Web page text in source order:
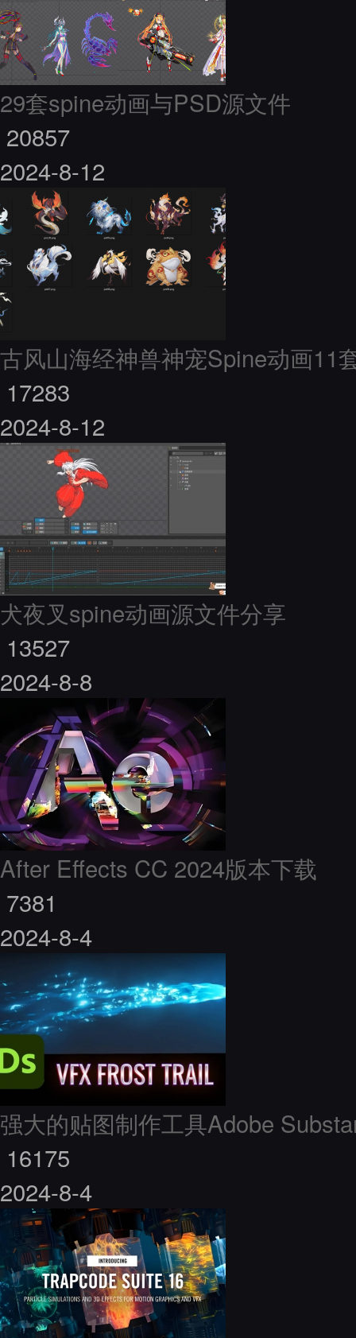
29套spine动画与PSD源文件
20857
2024-8-12
古风山海经神兽神宠Spine动画11
17283
2024-8-12
犬夜叉spine动画源文件分享
13527
2024-8-8
After Effects CC 2024版本下载
7381
2024-8-4
强大的贴图制作工具Adobe
16175
2024-8-4